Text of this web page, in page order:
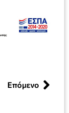
Επόμενο